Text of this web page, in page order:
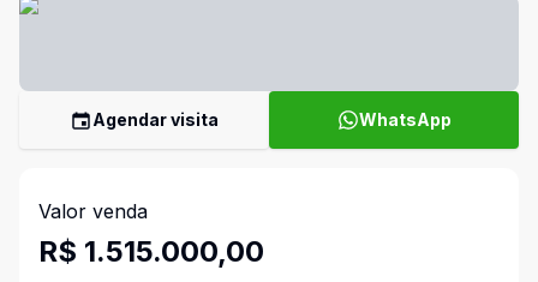
Agendar visita WhatsApp
Valor venda
R$ 1.515.000,00